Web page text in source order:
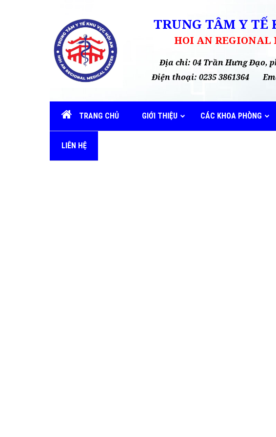
TRUNG TÂM Y TẾ
HOI AN REGIONAL
Địa chỉ: 04 Trần Hưng Đạo,
Điện thoại: 0235 3861364
TRANG CHỦ GIỚI THIỆU CÁC KHOA PHÒNG
LIÊN HỆ